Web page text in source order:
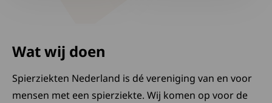
Wat wij doen
Spierziekten Nederland is dé vereniging van en voor
mensen met een spierziekte. Wij komen op voor de